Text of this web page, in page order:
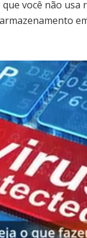
você não